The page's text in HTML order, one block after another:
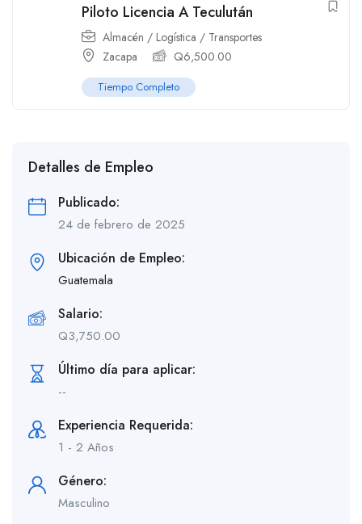
Piloto Licencia A Teculután
Almacén / Logística / Transportes
Zacapa
Q6,500.00
Tiempo Completo
Detalles de Empleo
Publicado:
24 de febrero de 2025
Ubicación de Empleo:
Guatemala
Salario:
Q3,750.00
Último día para aplicar:
--
Experiencia Requerida:
1 - 2 Años
Género:
Masculino